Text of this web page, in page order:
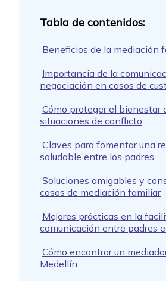
Beneficios de la mediación
Importancia de la
negociación en casos de
Cómo proteger el bienestar
situaciones de conflicto
Claves para fomentar una
saludable entre los padres
Soluciones amigables y
casos de mediación familiar
Mejores prácticas en la
comunicación entre padres
Cómo encontrar un
Medellín